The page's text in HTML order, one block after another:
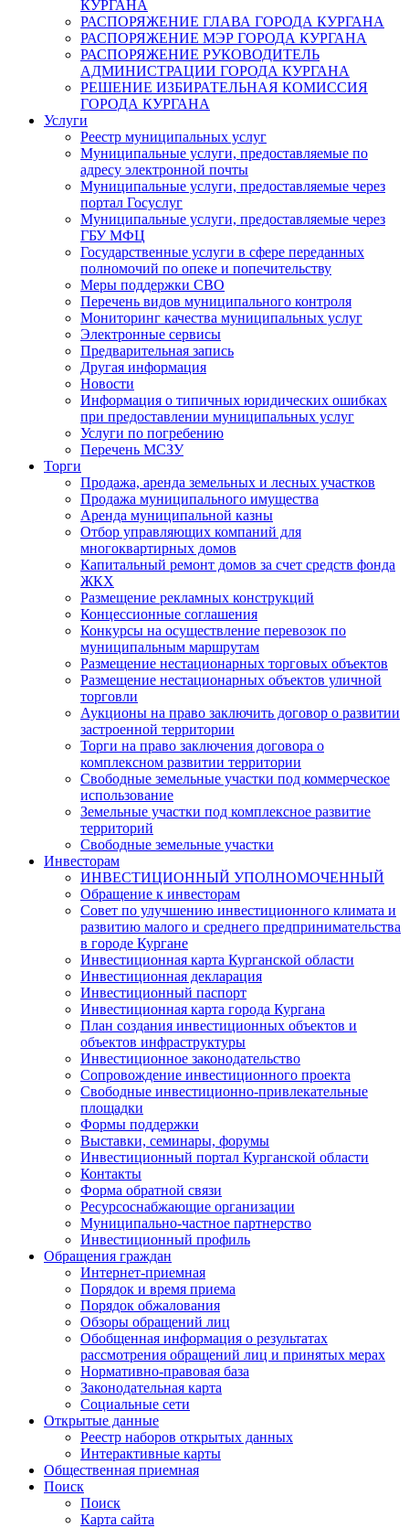
КУРГАНА
РАСПОРЯЖЕНИЕ ГЛАВА ГОРОДА КУРГАНА
РАСПОРЯЖЕНИЕ МЭР ГОРОДА КУРГАНА
РАСПОРЯЖЕНИЕ РУКОВОДИТЕЛЬ
АДМИНИСТРАЦИИ ГОРОДА КУРГАНА
РЕШЕНИЕ ИЗБИРАТЕЛЬНАЯ КОМИССИЯ
ГОРОДА КУРГАНА
Услуги
Реестр муниципальных услуг
Муниципальные услуги, предоставляемые по
адресу электронной почты
Муниципальные услуги, предоставляемые через
портал Госуслуг
Муниципальные услуги, предоставляемые через
ГБУ МФЦ
Государственные услуги в сфере переданных
полномочий по опеке и попечительству
Меры поддержки СВО
Перечень видов муниципального контроля
Мониторинг качества муниципальных услуг
Электронные сервисы
Предварительная запись
Другая информация
Новости
Информация о типичных юридических ошибках
при предоставлении муниципальных услуг
Услуги по погребению
Перечень МСЗУ
Торги
Продажа, аренда земельных и лесных участков
Продажа муниципального имущества
Аренда муниципальной казны
Отбор управляющих компаний для
многоквартирных домов
Капитальный ремонт домов за счет средств фонда
ЖКХ
Размещение рекламных конструкций
Концессионные соглашения
Конкурсы на осуществление перевозок по
муниципальным маршрутам
Размещение нестационарных торговых объектов
Размещение нестационарных объектов уличной
торговли
Аукционы на право заключить договор о развитии
застроенной территории
Торги на право заключения договора о
комплексном развитии территории
Свободные земельные участки под коммерческое
использование
Земельные участки под комплексное развитие
территорий
Свободные земельные участки
Инвесторам
ИНВЕСТИЦИОННЫЙ УПОЛНОМОЧЕННЫЙ
Обращение к инвесторам
Совет по улучшению инвестиционного климата и
развитию малого и среднего предпринимательства
в городе Кургане
Инвестиционная карта Курганской области
Инвестиционная декларация
Инвестиционный паспорт
Инвестиционная карта города Кургана
План создания инвестиционных объектов и
объектов инфраструктуры
Инвестиционное законодательство
Сопровождение инвестиционного проекта
Свободные инвестиционно-привлекательные
площадки
Формы поддержки
Выставки, семинары, форумы
Инвестиционный портал Курганской области
Контакты
Форма обратной связи
Ресурсоснабжающие организации
Муниципально-частное партнерство
Инвестиционный профиль
Обращения граждан
Интернет-приемная
Порядок и время приема
Порядок обжалования
Обзоры обращений лиц
Обобщенная информация о результатах
рассмотрения обращений лиц и принятых мерах
Нормативно-правовая база
Законодательная карта
Социальные сети
Открытые данные
Реестр наборов открытых данных
Интерактивные карты
Общественная приемная
Поиск
Поиск
Карта сайта